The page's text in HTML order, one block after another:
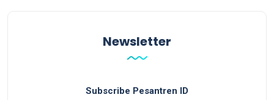
Newsletter
Subscribe Pesantren ID